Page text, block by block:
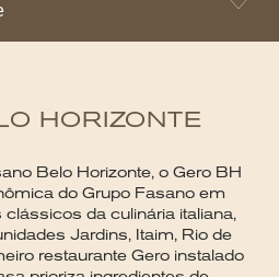
HORIZONTE
Belo Horizonte, o Gero BH
do Grupo Fasano em
da culinária italiana,
Jardins, Itaim, Rio de
restaurante Gero instalado